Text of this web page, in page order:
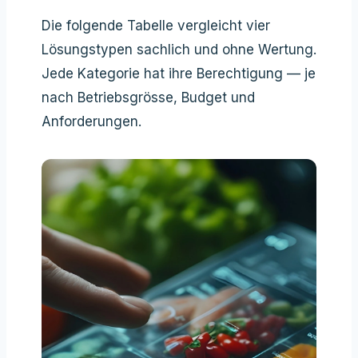
Die folgende Tabelle vergleicht vier
Lösungstypen sachlich und ohne Wertung.
Jede Kategorie hat ihre Berechtigung — je
nach Betriebsgrösse, Budget und
Anforderungen.